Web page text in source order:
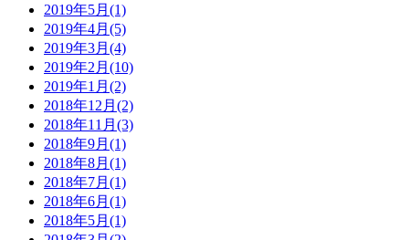
2019年5月 (1)
2019年4月 (5)
2019年3月 (4)
2019年2月 (10)
2019年1月 (2)
2018年12月 (2)
2018年11月 (3)
2018年9月 (1)
2018年8月 (1)
2018年7月 (1)
2018年6月 (1)
2018年5月 (1)